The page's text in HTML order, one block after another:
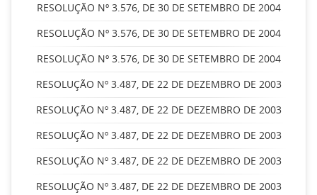
RESOLUÇÃO Nº 3.576, DE 30 DE SETEMBRO DE 2004
RESOLUÇÃO Nº 3.576, DE 30 DE SETEMBRO DE 2004
RESOLUÇÃO Nº 3.576, DE 30 DE SETEMBRO DE 2004
RESOLUÇÃO Nº 3.487, DE 22 DE DEZEMBRO DE 2003
RESOLUÇÃO Nº 3.487, DE 22 DE DEZEMBRO DE 2003
RESOLUÇÃO Nº 3.487, DE 22 DE DEZEMBRO DE 2003
RESOLUÇÃO Nº 3.487, DE 22 DE DEZEMBRO DE 2003
RESOLUÇÃO Nº 3.487, DE 22 DE DEZEMBRO DE 2003